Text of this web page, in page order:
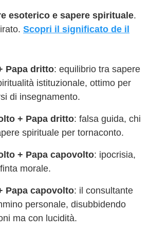
esoterico e sapere spirituale.
Scopri il significato de il
Papa dritto: equilibrio tra sapere
istituzionale, ottimo per
di insegnamento.
+ Papa dritto: falsa guida, chi
spirituale per tornaconto.
+ Papa capovolto: ipocrisia,
morale.
Papa capovolto: il consultante
personale, disubbidendo
ma con lucidità.